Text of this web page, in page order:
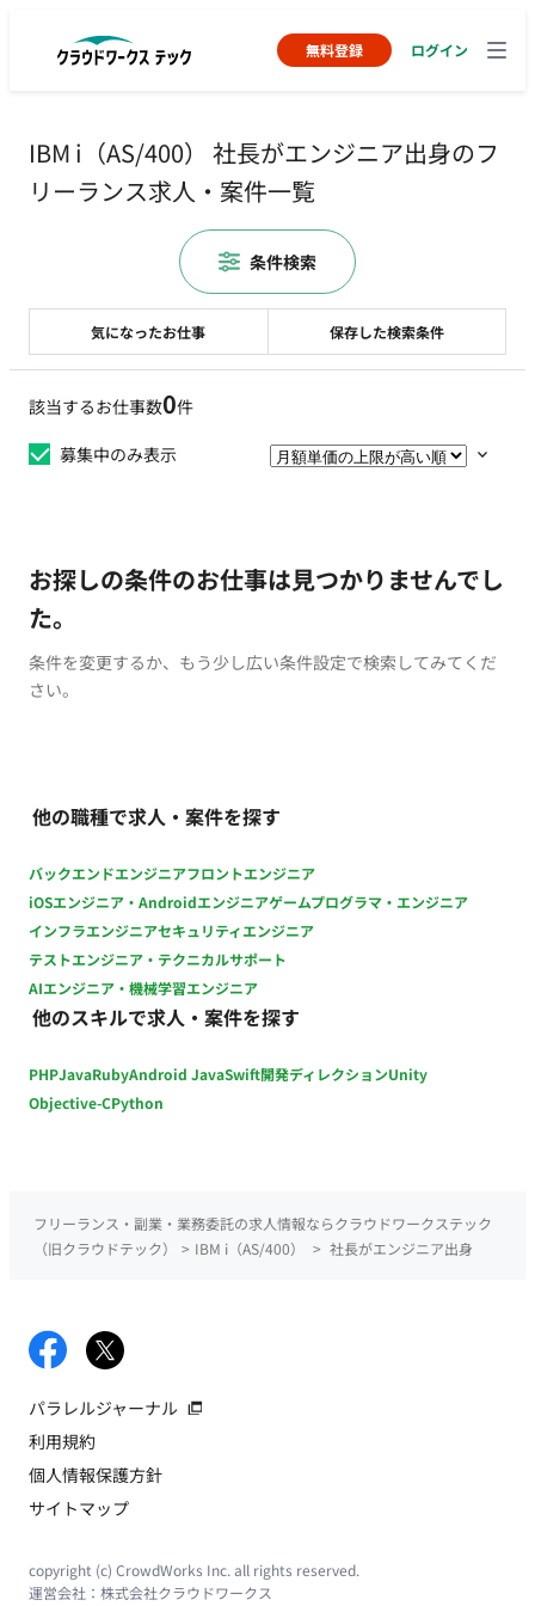
無料登録 ログイン
IBM i（AS/400） 社長がエンジニア出身のフ
リーランス求人・案件一覧
該当するお仕事数0件
募集中のみ表示
お探しの条件のお仕事は見つかりませんでし
た。
条件を変更するか、もう少し広い条件設定で検索してみてくだ
さい。
他の職種で求人・案件を探す
バックエンドエンジニアフロントエンジニア
iOSエンジニア・Androidエンジニアゲームプログラマ・エンジニア
インフラエンジニアセキュリティエンジニア
テストエンジニア・テクニカルサポート
AIエンジニア・機械学習エンジニア
他のスキルで求人・案件を探す
PHPJavaRubyAndroid JavaSwift開発ディレクションUnity
Objective-CPython
気になったお仕事 保存した検索条件
条件検索
フリーランス・副業・業務委託の求人情報ならクラウドワークステック
（旧クラウドテック）
> IBM i（AS/400） > 社長がエンジニア出身
パラレルジャーナル
利用規約
個人情報保護方針
サイトマップ
copyright (c) CrowdWorks Inc. all rights reserved.
運営会社： 株式会社クラウドワークス